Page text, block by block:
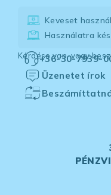
Keveset
Használatra
Kérdése van, vagy
+36-30-7939-
Üzenetet írok